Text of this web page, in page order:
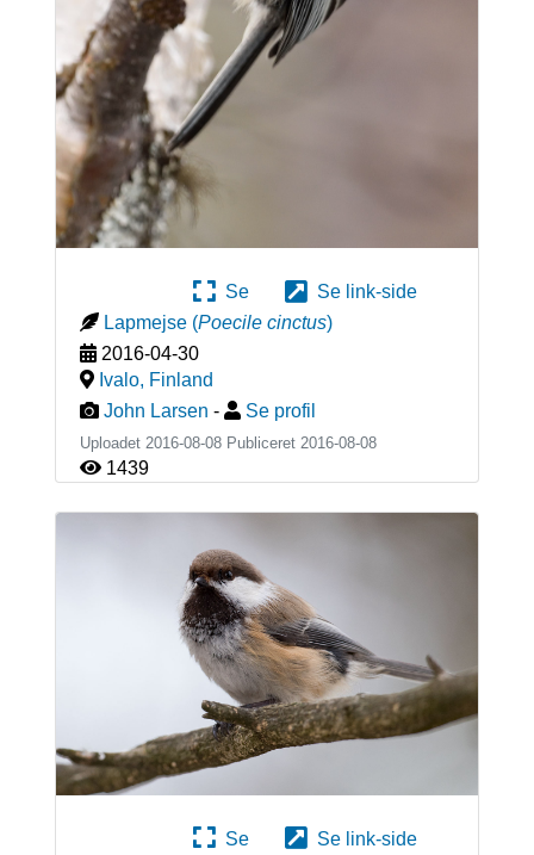
Se
Se link-side
Lapmejse (Poecile cinctus)
2016-04-30
Ivalo, Finland
John Larsen - Se profil
Uploadet 2016-08-08 Publiceret 2016-08-08
1439
Se
Se link-side